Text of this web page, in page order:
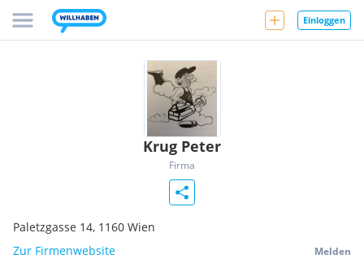
Einloggen
Krug Peter
Firma
Paletzgasse 14, 1160 Wien
Zur Firmenwebsite
Melden